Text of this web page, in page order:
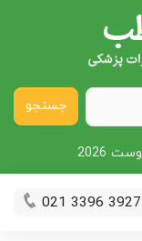
جستجو
021 3396 3927